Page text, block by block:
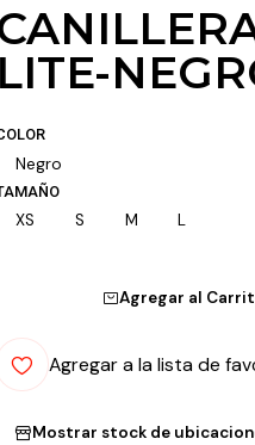
LITE-
Negro
XS S M L
Agregar al
Agregar a la lista de
Mostrar stock de